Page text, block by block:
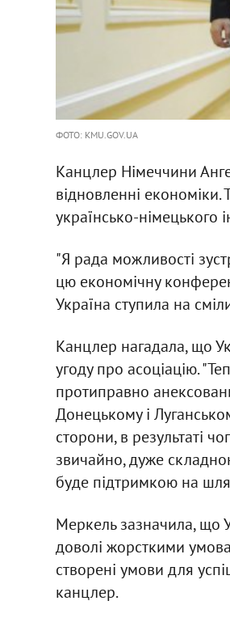
ФОТО: KMU.GOV.UA
Канцлер Німеччини
відновленні
українсько-німецького
"Я рада можливості
цю економічну
Україна ступила на
Канцлер нагадала, що
угоду про асоціацію.
протиправно
Донецькому і
сторони, в результаті
звичайно, дуже
буде підтримкою на
Меркель зазначила, що
доволі жорсткими
створені умови для
канцлер.